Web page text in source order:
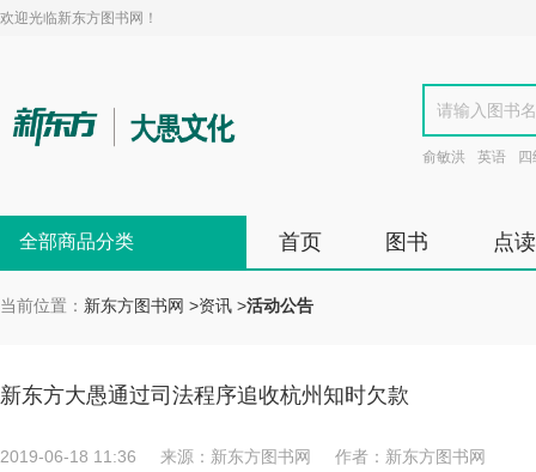
欢迎光临新东方图书网！
俞敏洪 英语
全部商品分类 首页 图书 点
当前位置： 新东方图书网 >资讯 >活动公告
新东方大愚通过司法程序追收杭州知时欠款
2019-06-18 11:36 来源：新东方图书网 作者：新东方图书网